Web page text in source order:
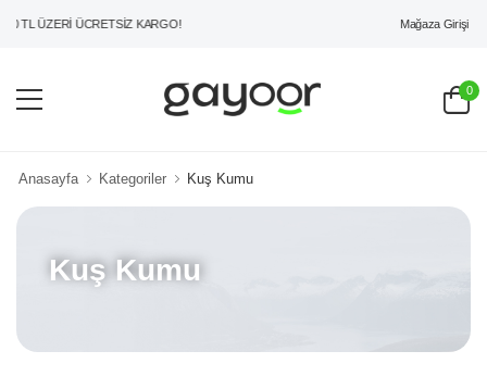
TL ÜZERİ ÜCRETSİZ KARGO! Mağaza Girişi
0
Anasayfa Kategoriler Kuş Kumu
Kuş Kumu